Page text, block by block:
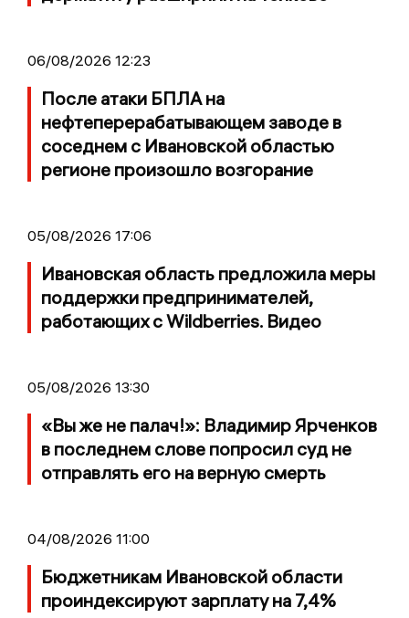
06/08/2026 12:23
После атаки БПЛА на
нефтеперерабатывающем заводе в
соседнем с Ивановской областью
регионе произошло возгорание
05/08/2026 17:06
Ивановская область предложила меры
поддержки предпринимателей,
работающих с Wildberries. Видео
05/08/2026 13:30
«Вы же не палач!»: Владимир Ярченков
в последнем слове попросил суд не
отправлять его на верную смерть
04/08/2026 11:00
Бюджетникам Ивановской области
проиндексируют зарплату на 7,4%